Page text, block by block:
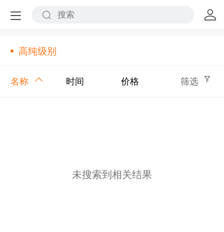
高纯级别
名称 时间 价格 筛选
未搜索到相关结果